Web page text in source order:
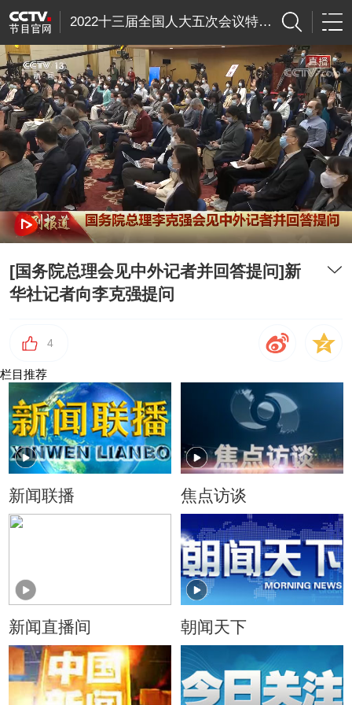
2022十三届全国人大五次会议特别节目
[国务院总理会见中外记者并回答提问]新
华社记者向李克强提问
4
栏目推荐
新闻联播 焦点访谈
新闻直播间 朝闻天下